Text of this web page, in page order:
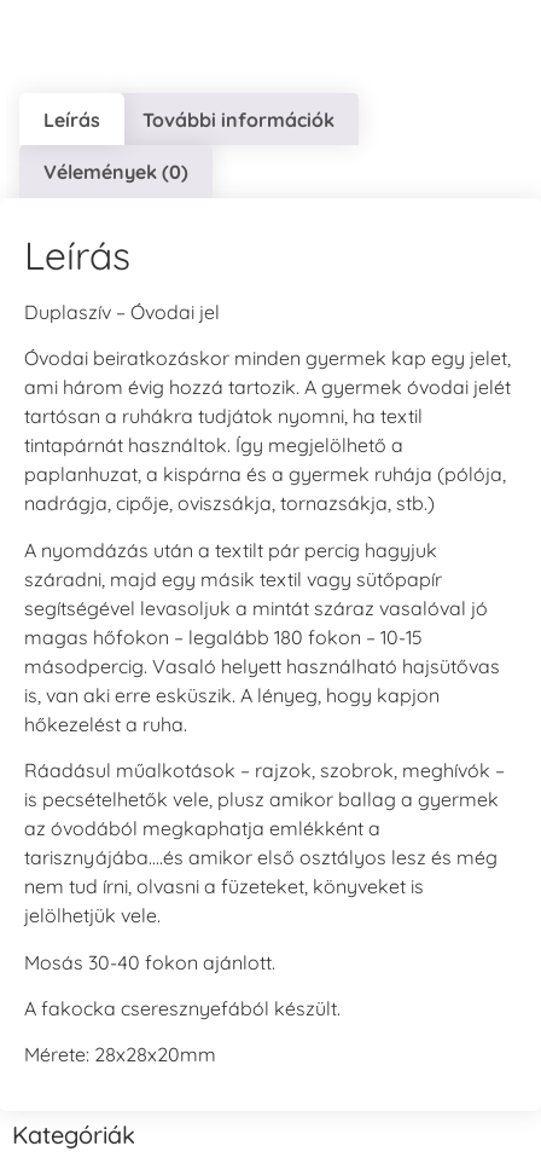
VersaCraft
Tintapárna - Lila
Mentazöld
VersaCraft
Tintapárna -
Hidegszürke -
VersaCraft
VersaCraft
Tintapárna -
Vízkék
+790 Ft
Leírás További információk
Vélemények (0)
Leírás
Duplaszív – Óvodai jel
Óvodai beiratkozáskor minden gyermek kap egy jelet,
ami három évig hozzá tartozik. A gyermek óvodai jelét
tartósan a ruhákra tudjátok nyomni, ha textil
tintapárnát használtok. Így megjelölhető a
paplanhuzat, a kispárna és a gyermek ruhája (pólója,
nadrágja, cipője, oviszsákja, tornazsákja, stb.)
A nyomdázás után a textilt pár percig hagyjuk
száradni, majd egy másik textil vagy sütőpapír
segítségével levasoljuk a mintát száraz vasalóval jó
magas hőfokon – legalább 180 fokon – 10-15
másodpercig. Vasaló helyett használható hajsütővas
is, van aki erre esküszik. A lényeg, hogy kapjon
hőkezelést a ruha.
Ráadásul műalkotások – rajzok, szobrok, meghívók –
is pecsételhetők vele, plusz amikor ballag a gyermek
az óvodából megkaphatja emlékként a
tarisznyájába….és amikor első osztályos lesz és még
nem tud írni, olvasni a füzeteket, könyveket is
jelölhetjük vele.
Mosás 30-40 fokon ajánlott.
A fakocka cseresznyefából készült.
Mérete: 28x28x20mm
Kategóriák